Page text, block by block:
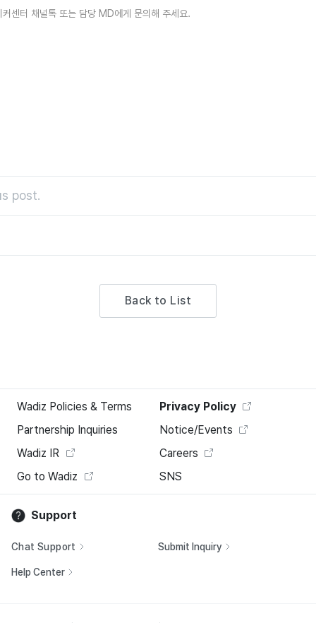
커센터 채널톡 또는 담당 MD에게 문의해 주세요.
post.
Back to List
Wadiz Policies & Terms
Privacy Policy
Partnership Inquiries
Notice/Events
Wadiz IR
Careers
Go to Wadiz
SNS
Support
Chat Support Submit Inquiry
Help Center